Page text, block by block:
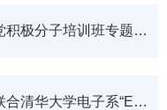
信通学院分党校举行入党积极分子培训班专题辅导报告会
信通学院研究生党支部联合清华大学电子系“E探锦渝，天机无限”赴成都重庆实践支队开展联学共建活动